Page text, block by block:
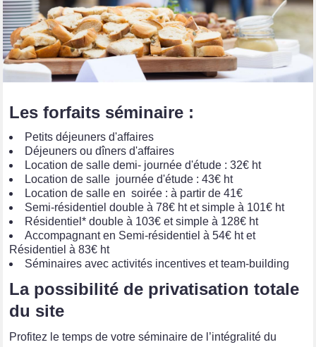
Les forfaits séminaire :
Petits déjeuners d'affaires
Déjeuners ou dîners d'affaires
Location de salle demi- journée d'étude : 32€ ht
Location de salle journée d'étude : 43€ ht
Location de salle en soirée : à partir de 41€
Semi-résidentiel double à 78€ ht et simple à 101€ ht
Résidentiel* double à 103€ et simple à 128€ ht
Accompagnant en Semi-résidentiel à 54€ ht et
Résidentiel à 83€ ht
Séminaires avec activités incentives et team-building
La possibilité de privatisation totale
du site
Profitez le temps de votre séminaire de l’intégralité du